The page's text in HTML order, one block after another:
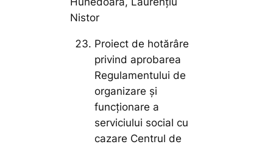
Nistor
Proiect de hotărâre
privind aprobarea
Regulamentului de
organizare și
funcționare a
serviciului social cu
cazare Centrul de